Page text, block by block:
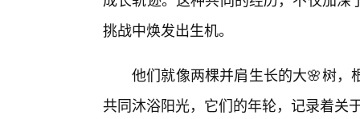
挑战中焕发出生机。
他们就像两棵并肩生长的大🌸树，
共同沐浴阳光，它们的年轮，记录着关